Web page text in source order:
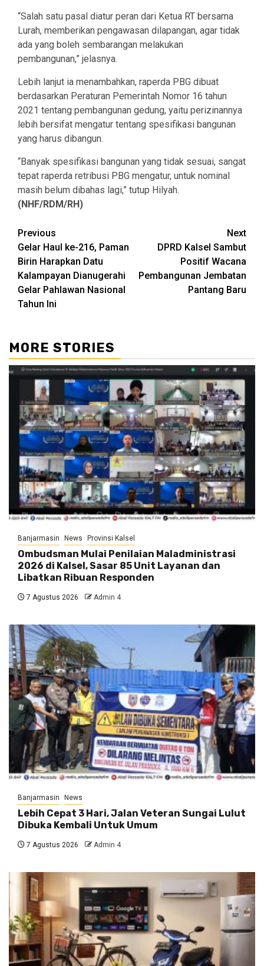
“Salah satu pasal diatur peran dari Ketua RT bersama
Lurah, memberikan pengawasan dilapangan, agar tidak
ada yang boleh sembarangan melakukan
pembangunan,” jelasnya.
Lebih lanjut ia menambahkan, raperda PBG dibuat
berdasarkan Peraturan Pemerintah Nomor 16 tahun
2021 tentang pembangunan gedung, yaitu perizinannya
lebih bersifat mengatur tentang spesifikasi bangunan
yang harus dibangun.
“Banyak spesifikasi bangunan yang tidak sesuai, sangat
tepat raperda retribusi PBG mengatur, untuk nominal
masih belum dibahas lagi,” tutup Hilyah.
(NHF/RDM/RH)
Continue
Reading
Previous
Gelar Haul ke-216, Paman
Birin Harapkan Datu
Kalampayan Dianugerahi
Gelar Pahlawan Nasional
Tahun Ini
Next
DPRD Kalsel Sambut
Positif Wacana
Pembangunan Jembatan
Pantang Baru
MORE STORIES
Banjarmasin News Provinsi Kalsel
Ombudsman Mulai Penilaian Maladministrasi
2026 di Kalsel, Sasar 85 Unit Layanan dan
Libatkan Ribuan Responden
7 Agustus 2026 Admin 4
Banjarmasin News
Lebih Cepat 3 Hari, Jalan Veteran Sungai Lulut
Dibuka Kembali Untuk Umum
7 Agustus 2026 Admin 4